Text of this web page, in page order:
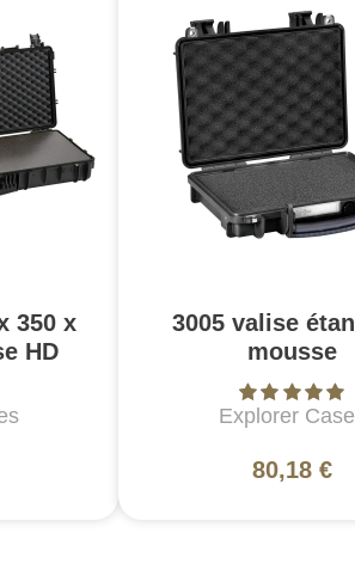
350 x
HD
3005 valise
mousse
Explorer
80,18 €